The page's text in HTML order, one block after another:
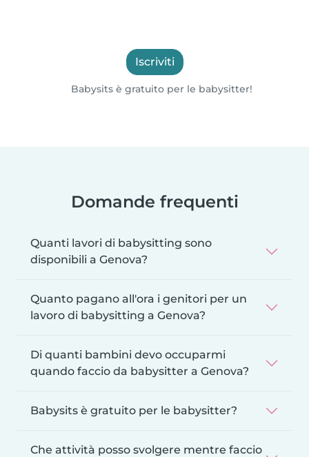
Iscriviti
Babysits è gratuito per le babysitter!
Domande frequenti
Quanti lavori di babysitting sono
disponibili a Genova?
Quanto pagano all'ora i genitori per un
lavoro di babysitting a Genova?
Di quanti bambini devo occuparmi
quando faccio da babysitter a Genova?
Babysits è gratuito per le babysitter?
Che attività posso svolgere mentre faccio